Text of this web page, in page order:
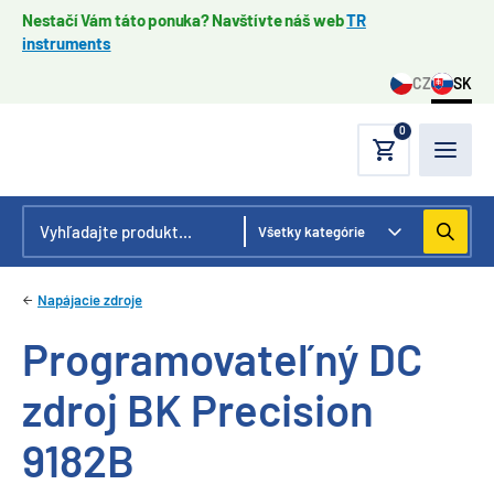
Nestačí Vám táto ponuka? Navštívte náš webTR
instruments
CZ SK
0
Napájacie zdroje
Programovateľný DC
zdroj BK Precision
9182B